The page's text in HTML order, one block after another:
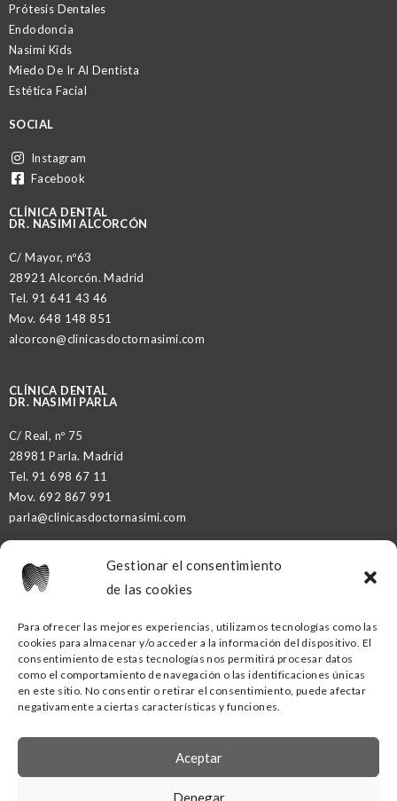
Gestionar el consentimiento
de las cookies
Para ofrecer las mejores experiencias, utilizamos tecnologías como las
cookies para almacenar y/o acceder a la información del dispositivo. El
consentimiento de estas tecnologías nos permitirá procesar datos
como el comportamiento de navegación o las identificaciones únicas
en este sitio. No consentir o retirar el consentimiento, puede afectar
negativamente a ciertas características y funciones.
Aceptar
Denegar
Prótesis Dentales
Endodoncia
Nasimi Kids
Miedo De Ir Al Dentista
Estética Facial
SOCIAL
Instagram
Facebook
CLÍNICA DENTAL
DR. NASIMI ALCORCÓN
C/ Mayor, nº63
28921 Alcorcón. Madrid
Tel. 91 641 43 46
Mov. 648 148 851
alcorcon@clinicasdoctornasimi.com
CLÍNICA DENTAL
DR. NASIMI PARLA
C/ Real, nº 75
28981 Parla. Madrid
Tel. 91 698 67 11
Mov. 692 867 991
parla@clinicasdoctornasimi.com
DR. NASIMI PARTNER
CLÍNICA DENTAL DR. NASIMI GETAFE
C/ Ramón y Cajal, nº16
28902 Getafe. Madrid
getafe@clinicasdoctornasimi.com